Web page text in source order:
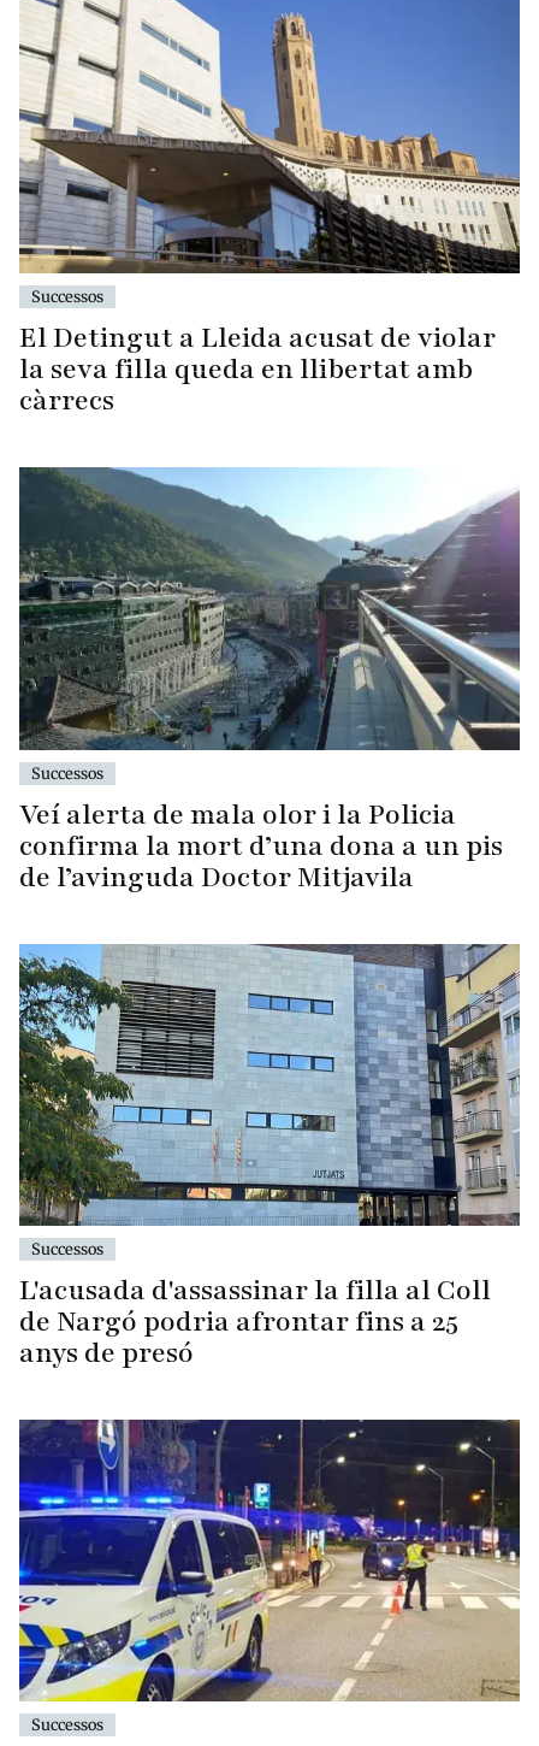
Successos
El Detingut a Lleida acusat de violar
la seva filla queda en llibertat amb
càrrecs
Successos
Veí alerta de mala olor i la Policia
confirma la mort d’una dona a un pis
de l’avinguda Doctor Mitjavila
Successos
L'acusada d'assassinar la filla al Coll
de Nargó podria afrontar fins a 25
anys de presó
Successos